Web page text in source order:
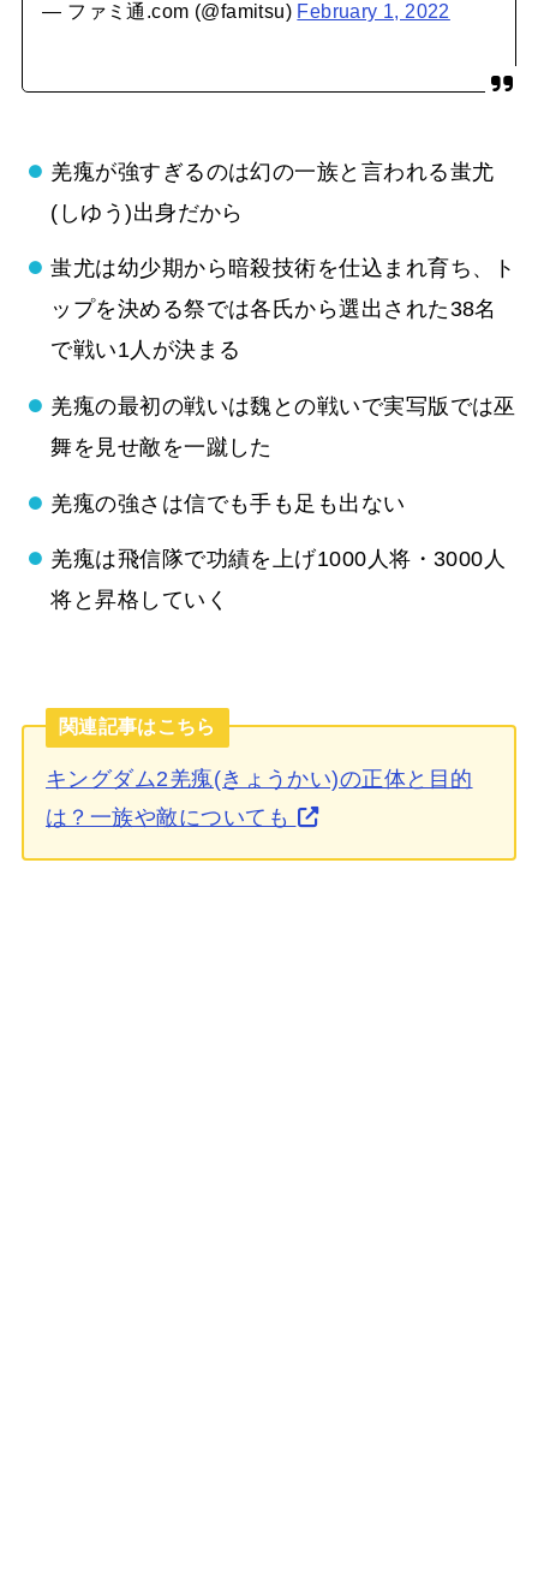
— ファミ通.com (@famitsu) February 1, 2022
羌瘣が強すぎるのは幻の一族と言われる蚩尤
(しゆう)出身だから
蚩尤は幼少期から暗殺技術を仕込まれ育ち、ト
ップを決める祭では各氏から選出された38名
で戦い1人が決まる
羌瘣の最初の戦いは魏との戦いで実写版では巫
舞を見せ敵を一蹴した
羌瘣の強さは信でも手も足も出ない
羌瘣は飛信隊で功績を上げ1000人将・3000人
将と昇格していく
関連記事はこちら
キングダム2羌瘣(きょうかい)の正体と目的
は？一族や敵についても